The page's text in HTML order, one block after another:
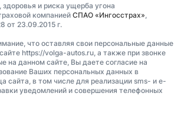
и риска ущерба угона
компаниейСПАО «Ингосстрах»
от 23.09.2015 г.
что оставляя свои персональные данные
https://volga-autos.ru, а также при звонке
на данном сайте, Вы даете согласие на
Ваших персональных данных в
сайта, в том числе для реализации sms- и e-
уведомлений и совершения телефонных